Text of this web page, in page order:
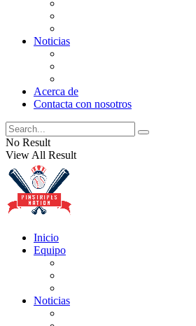
Noticias
Acerca de
Contacta con nosotros
No Result
View All Result
Inicio
Equipo
Noticias